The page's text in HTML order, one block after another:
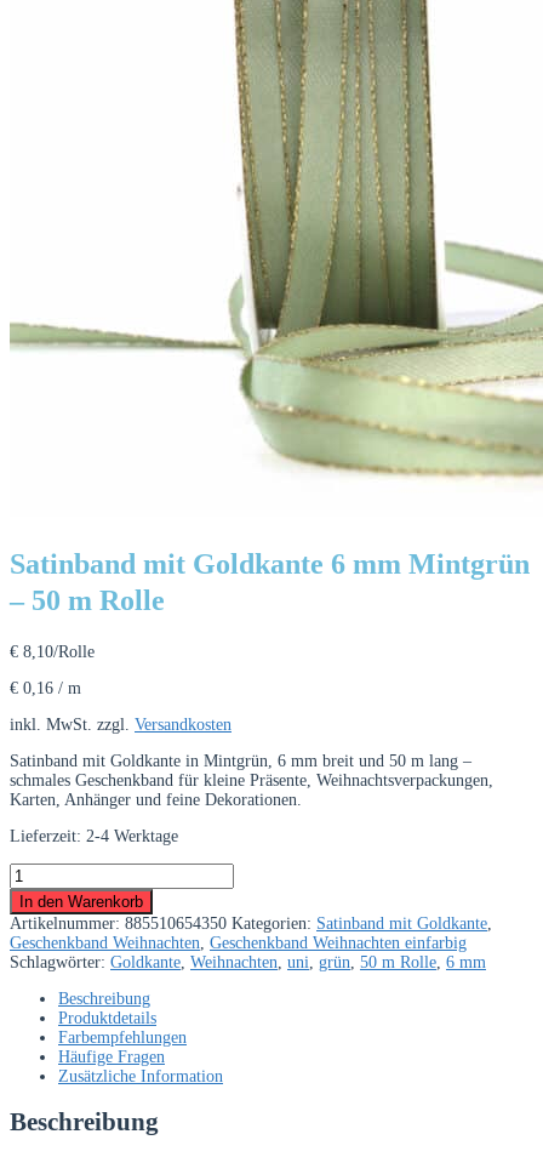
Satinband mit Goldkante 6 mm Mintgrün
– 50 m Rolle
€ 8,10/Rolle
€ 0,16 / m
inkl. MwSt. zzgl. Versandkosten
Satinband mit Goldkante in Mintgrün, 6 mm breit und 50 m lang –
schmales Geschenkband für kleine Präsente, Weihnachtsverpackungen,
Karten, Anhänger und feine Dekorationen.
Lieferzeit: 2-4 Werktage
Satinband
mit
Goldkante
6
mm
Mintgrün
Rolle
Menge
In den Warenkorb
Artikelnummer: 885510654350 Kategorien: Satinband mit Goldkante
Geschenkband Weihnachten Geschenkband Weihnachten einfarbig
Schlagwörter: Goldkante Weihnachten uni grün 50 m Rolle 6 mm
Beschreibung
Produktdetails
Farbempfehlungen
Häufige Fragen
Zusätzliche Information
Beschreibung